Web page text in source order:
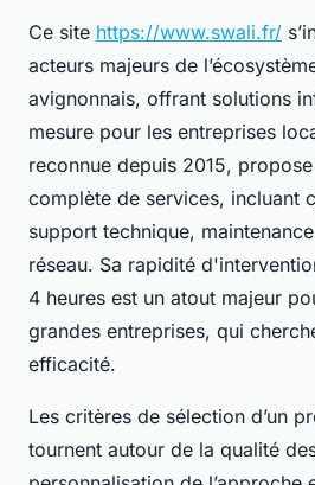
Ce site https://www.swali.fr/
acteurs majeurs de
avignonnais, offrant solutions
mesure pour les entreprises
reconnue depuis 2015,
complète de services, incluant
support technique,
réseau. Sa rapidité
4 heures est un atout majeur
grandes entreprises, qui
efficacité.
Les critères de sélection d’un
tournent autour de la qualité